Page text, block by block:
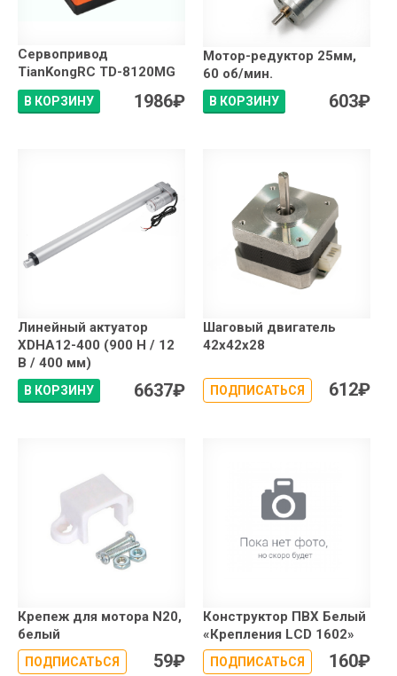
Сервопривод
TianKongRC TD-8120MG
В КОРЗИНУ 1986₽
Мотор-редуктор 25мм,
60 об/мин.
В КОРЗИНУ 603₽
Линейный актуатор
XDHA12-400 (900 Н / 12
В / 400 мм)
В КОРЗИНУ 6637₽
Шаговый двигатель
42x42x28
ПОДПИСАТЬСЯ 612₽
Крепеж для мотора N20,
белый
ПОДПИСАТЬСЯ 59₽
Конструктор ПВХ Белый
«Крепления LCD 1602»
ПОДПИСАТЬСЯ 160₽